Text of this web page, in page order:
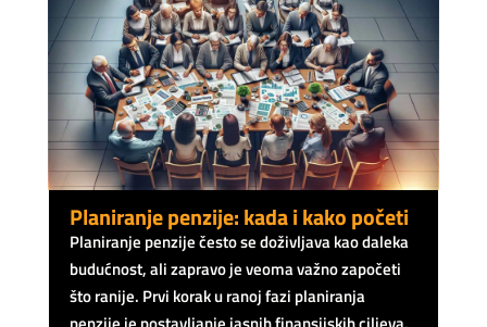
Planiranje penzije: kada i kako početi
Planiranje penzije često se doživljava kao daleka
budućnost, ali zapravo je veoma važno započeti
što ranije. Prvi korak u ranoj fazi planiranja